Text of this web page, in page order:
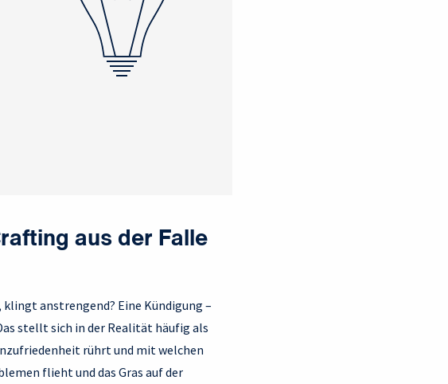
aus der Falle
anstrengend? Eine Kündigung –
stellt sich in der Realität häufig als
rührt und mit welchen
flieht und das Gras auf der